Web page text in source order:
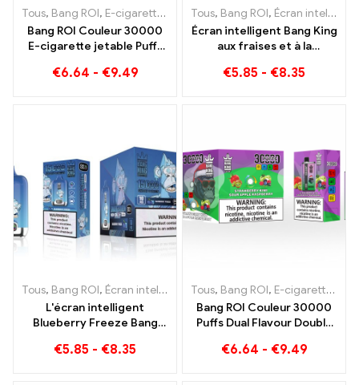
Tous, Bang ROI, E-cigarettes jetables Lituanie ,E-cigarettes
Bang ROI Couleur 30000
E-cigarette jetable Puffs
avec les saveurs Blueberry
€6.64 - €9.49
Tous, Bang ROI, Écran intelligent Bang King 15000 Bouffée
Écran intelligent Bang King
aux fraises et à la
Profitez du plaisir relaxant
€5.85 - €8.35
Tous, Bang ROI, Écran intelligent Bang King 15000 Bouffée ,E-
L'écran intelligent
Blueberry Freeze Bang
délicieux
€5.85 - €8.35
Tous, Bang ROI, E-cigarettes jetables Lituanie
Bang ROI Couleur 30000
Puffs Dual Flavour Double
Pomme Aigre Framboise
€6.64 - €9.49